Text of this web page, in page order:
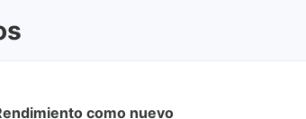
como nuevo